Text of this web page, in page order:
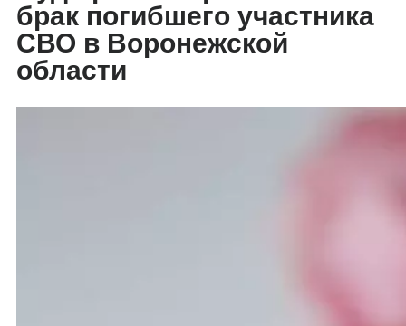
брак погибшего участника
СВО в Воронежской
области